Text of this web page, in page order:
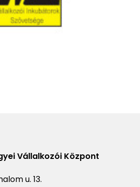
Vállalkozói Központ
u. 13.